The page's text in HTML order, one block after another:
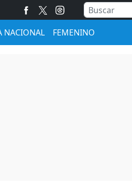
NACIONAL FEMENINO